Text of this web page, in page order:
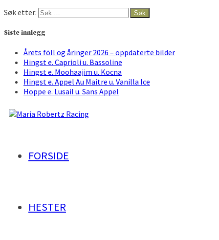
Søk etter:
Siste innlegg
Årets föll og åringer 2026 – oppdaterte bilder
Hingst e. Caprioli u. Bassoline
Hingst e. Moohaajim u. Kocna
Hingst e. Appel Au Maitre u. Vanilla Ice
Hoppe e. Lusail u. Sans Appel
FORSIDE
HESTER